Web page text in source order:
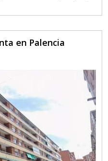
en Palencia